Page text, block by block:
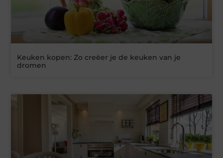
Keuken kopen: Zo creëer je de keuken van je
dromen